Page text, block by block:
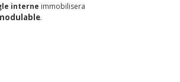
interne immobilisera
.